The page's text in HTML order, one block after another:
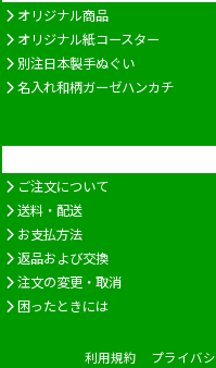
オリジナル商品
オリジナル紙コースター
別注日本製手ぬぐい
名入れ和柄ガーゼハンカチ
ご注文について
送料・配送
お支払方法
返品および交換
注文の変更・取消
困ったときには
利用規約 プライバ